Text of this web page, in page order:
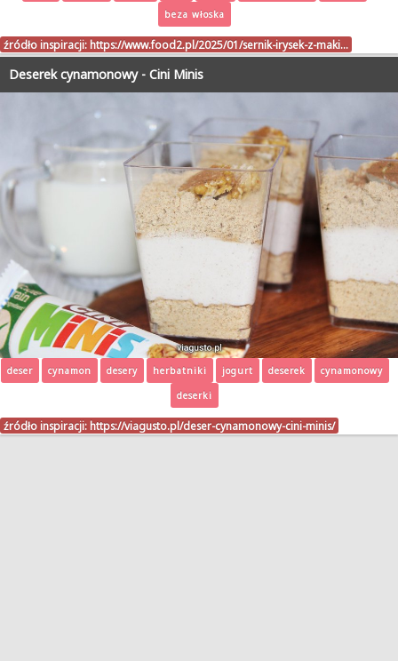
beza włoska
źródło inspiracji: https://www.food2.pl/2025/01/sernik-irysek-z-maki…
Deserek cynamonowy - Cini Minis
deser cynamon desery herbatniki jogurt deserek
cynamonowy
deserki
źródło inspiracji: https://viagusto.pl/deser-cynamonowy-cini-minis/